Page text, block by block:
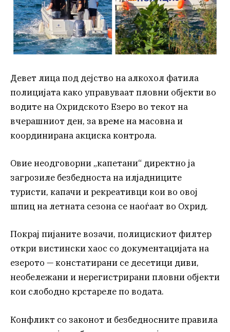
Девет лица под дејство на алкохол фатила
полицијата како управуваат пловни објекти во
водите на Охридското Езеро во текот на
вчерашниот ден, за време на масовна и
координирана акциска контрола.
Овие неодговорни „капетани“ директно ја
загрозиле безбедноста на илјадниците
туристи, капачи и рекреативци кои во овој
шпиц на летната сезона се наоѓаат во Охрид.
Покрај пијаните возачи, полицискиот филтер
откри вистински хаос со документацијата на
езерото — констатирани се десетици диви,
необележани и нерегистрирани пловни објекти
кои слободно крстареле по водата.
Конфликт со законот и безбедносните правила